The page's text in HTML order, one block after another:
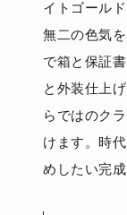
イトゴール
無二の色気
で箱と保証
と外装仕上
らではのク
けます。時
めしたい完